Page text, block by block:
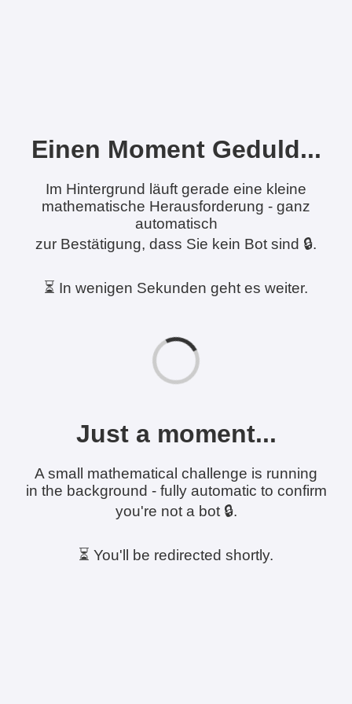
Einen Moment Geduld...
Im Hintergrund läuft gerade eine kleine
mathematische Herausforderung - ganz
automatisch
zur Bestätigung, dass Sie kein Bot sind 🔒.
⏳ In wenigen Sekunden geht es weiter.
Just a moment...
A small mathematical challenge is running
in the background - fully automatic to confirm
you're not a bot 🔒.
⏳ You'll be redirected shortly.